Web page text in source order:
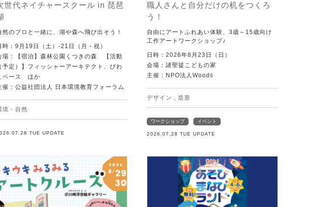
世代ネイチャースクール in 琵琶
然のプロと一緒に、湖や森へ飛び出そう！
時：9月19日（土）-21日（月・祝）
場：【宿泊】森林公園くつきの森 【活動
（予定）】フィッシャーアーキテクト、びわ
ベース ほか
催：公益社団法人 日本環境教育フォーラム
境・自然
TUE UPDATE
職人さんと自分だけの机をつくろ
う！
自由にアートふれあい体験、3歳～15歳向け
工作アートワークショップ♪
日時：2026年8月23日（日）
会場：諸聖徒こどもの家
主催：NPO法人Woods
デザイン 造形
ワークショップ イベント
2026.07.28 TUE UPDATE